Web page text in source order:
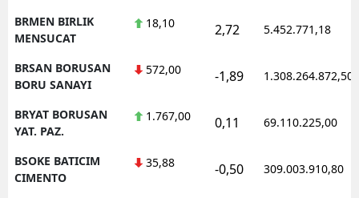
BRMEN BIRLIK
MENSUCAT
18,10 2,72 5.452.771,18
BRSAN BORUSAN
BORU SANAYI
572,00 -1,89 1.308.264.872,50
BRYAT BORUSAN
YAT. PAZ.
1.767,00 0,11 69.110.225,00
BSOKE BATICIM
CIMENTO
35,88 -0,50 309.003.910,80